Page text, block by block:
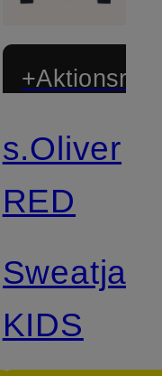
s.Oliver
RED
KIDS